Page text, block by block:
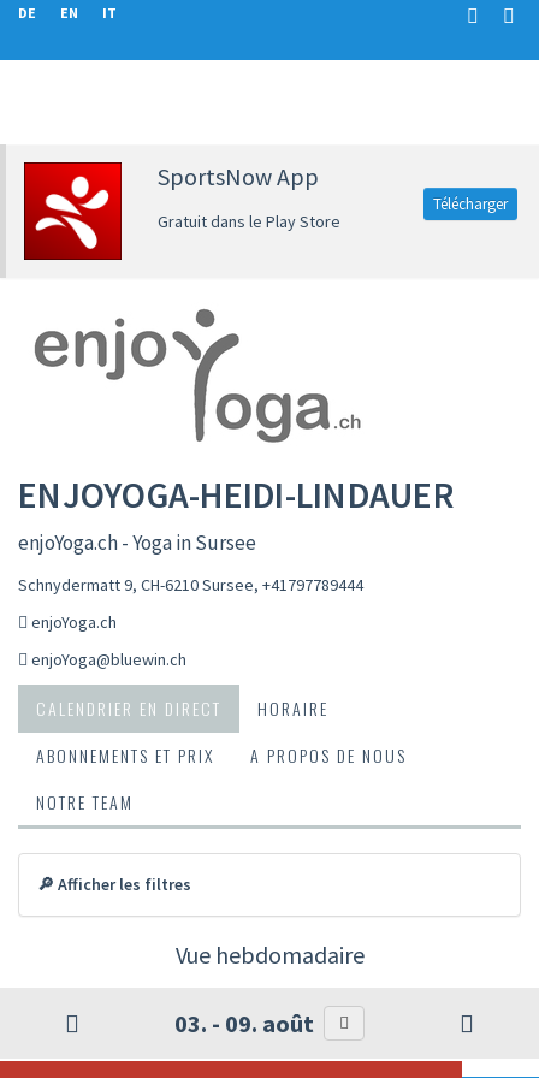
DE EN IT
SportsNow App
Gratuit dans le Play Store
Télécharger
ENJOYOGA-HEIDI-LINDAUER
enjoYoga.ch - Yoga in Sursee
Schnydermatt 9, CH-6210 Sursee, +41797789444
enjoYoga.ch
enjoYoga@bluewin.ch
CALENDRIER EN DIRECT
HORAIRE
ABONNEMENTS ET PRIX
A PROPOS DE NOUS
NOTRE TEAM
🔎 Afficher les filtres
Vue hebdomadaire
03. - 09. août